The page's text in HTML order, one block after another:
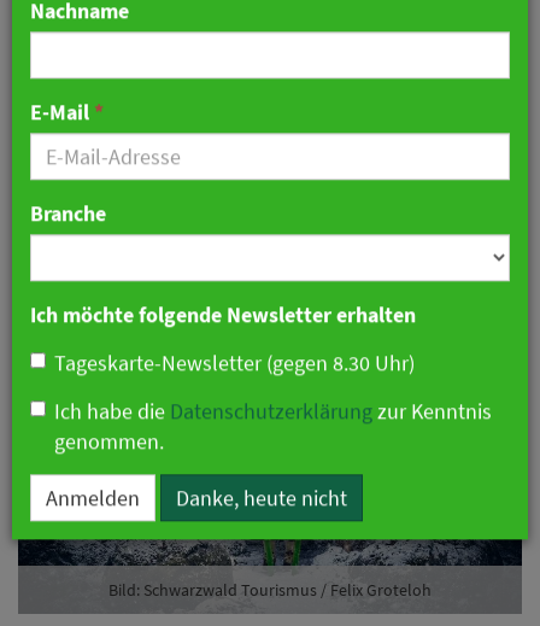
Digitale Schwarzwald-
Marie - KI-generierte
Markenbotschafterin
wirbt für ihre Region
Bild: Schwarzwald Tourismus / Felix Groteloh
Nachname
E-Mail *
Branche
Ich möchte folgende Newsletter erhalten
Tageskarte-Newsletter (gegen 8.30 Uhr)
Ich habe die Datenschutzerklärungzur Kenntnis
genommen.
Anmelden Danke, heute nicht